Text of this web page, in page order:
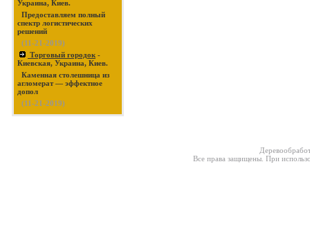
Украина, Киев.
Предоставляем полный
спектр логистических
решений
(11-21-2019)
Торговый городок -
Киевская, Украина, Киев.
Каменная столешница из
агломерат — эффектное
допол
(11-21-2019)
Все права защищены. При